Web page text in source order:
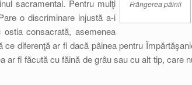
Frângerea pâinii
sacramental. Pentru mulţi
o discriminare injustă a-i
consacrată, asemenea
diferenţă ar fi dacă pâinea pentru
ar fi făcută cu făină de grâu sau cu alt tip, care